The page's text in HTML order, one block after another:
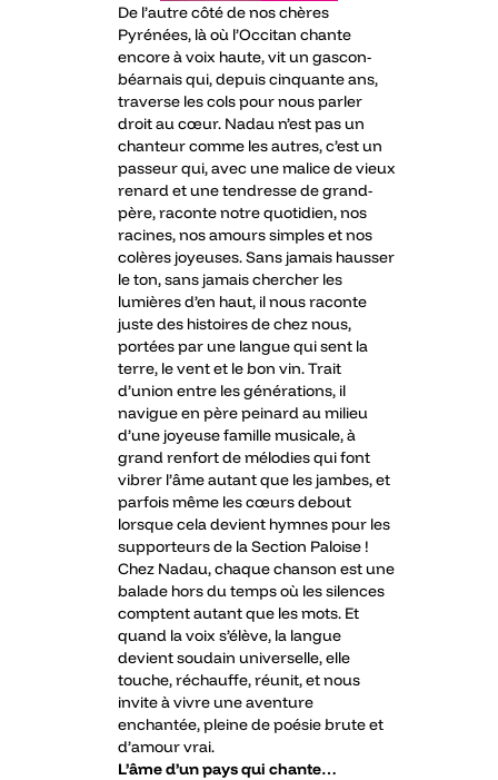
De l’autre côté de nos chères
Pyrénées, là où l’Occitan chante
encore à voix haute, vit un gascon-
béarnais qui, depuis cinquante ans,
traverse les cols pour nous parler
droit au cœur. Nadau n’est pas un
chanteur comme les autres, c’est un
passeur qui, avec une malice de vieux
renard et une tendresse de grand-
père, raconte notre quotidien, nos
racines, nos amours simples et nos
colères joyeuses. Sans jamais hausser
le ton, sans jamais chercher les
lumières d’en haut, il nous raconte
juste des histoires de chez nous,
portées par une langue qui sent la
terre, le vent et le bon vin. Trait
d’union entre les générations, il
navigue en père peinard au milieu
d’une joyeuse famille musicale, à
grand renfort de mélodies qui font
vibrer l’âme autant que les jambes, et
parfois même les cœurs debout
lorsque cela devient hymnes pour les
supporteurs de la Section Paloise !
Chez Nadau, chaque chanson est une
balade hors du temps où les silences
comptent autant que les mots. Et
quand la voix s’élève, la langue
devient soudain universelle, elle
touche, réchauffe, réunit, et nous
invite à vivre une aventure
enchantée, pleine de poésie brute et
d’amour vrai.
L’âme d’un pays qui chante…